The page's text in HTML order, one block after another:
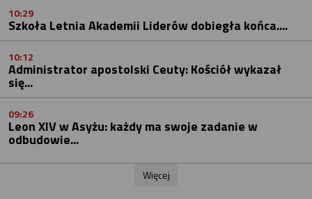
10:29
Szkoła Letnia Akademii Liderów dobiegła końca....
10:12
Administrator apostolski Ceuty: Kościół wykazał
się...
09:26
Leon XIV w Asyżu: każdy ma swoje zadanie w
odbudowie...
Więcej